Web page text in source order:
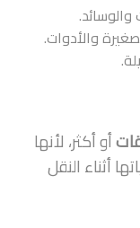
والوسائد.
والأدوات.
أو أكثر، لأنها
أثناء النقل